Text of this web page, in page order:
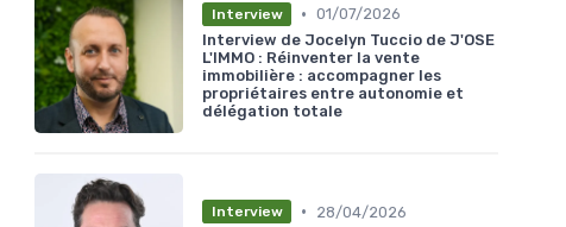
Interview • 01/07/2026
Interview de Jocelyn Tuccio de J'OSE
L'IMMO : Réinventer la vente
immobilière : accompagner les
propriétaires entre autonomie et
délégation totale
Interview •
28/04/2026